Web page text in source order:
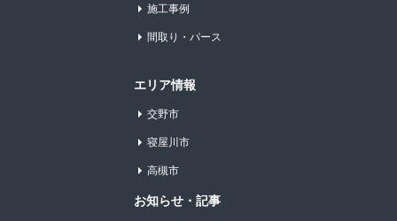
施工事例
間取り・パース
エリア情報
交野市
寝屋川市
高槻市
お知らせ・記事